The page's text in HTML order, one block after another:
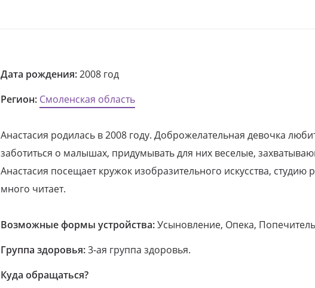
Дата рождения:2008 год
Регион: Смоленская область
Анастасия родилась в 2008 году. Доброжелательная девочка
заботиться о малышах, придумывать для них веселые,
Анастасия посещает кружок изобразительного искусства, студию
много читает.
Возможные формы устройства:Усыновление, Опека,
Группа здоровья:3-ая группа здоровья.
Куда обращаться?